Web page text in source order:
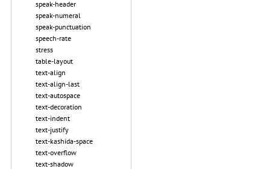
speak-header
speak-numeral
speak-punctuation
speech-rate
stress
table-layout
text-align
text-align-last
text-autospace
text-decoration
text-indent
text-justify
text-kashida-space
text-overflow
text-shadow